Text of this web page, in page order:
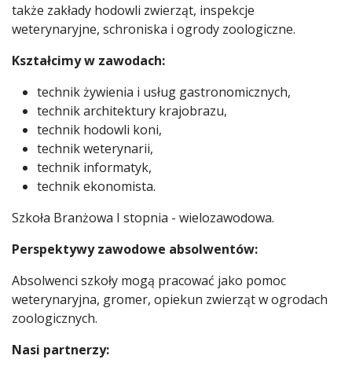
także zakłady hodowli zwierząt, inspekcje
weterynaryjne, schroniska i ogrody zoologiczne.
Kształcimy w zawodach:
technik żywienia i usług gastronomicznych,
technik architektury krajobrazu,
technik hodowli koni,
technik weterynarii,
technik informatyk,
technik ekonomista.
Szkoła Branżowa I stopnia - wielozawodowa.
Perspektywy zawodowe absolwentów:
Absolwenci szkoły mogą pracować jako pomoc
weterynaryjna, gromer, opiekun zwierząt w ogrodach
zoologicznych.
Nasi partnerzy: